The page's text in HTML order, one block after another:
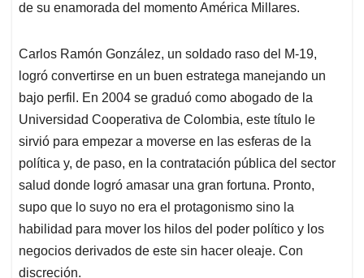
de su enamorada del momento América Millares.
Carlos Ramón González, un soldado raso del M-19,
logró convertirse en un buen estratega manejando un
bajo perfil. En 2004 se graduó como abogado de la
Universidad Cooperativa de Colombia, este título le
sirvió para empezar a moverse en las esferas de la
política y, de paso, en la contratación pública del sector
salud donde logró amasar una gran fortuna. Pronto,
supo que lo suyo no era el protagonismo sino la
habilidad para mover los hilos del poder político y los
negocios derivados de este sin hacer oleaje. Con
discreción.